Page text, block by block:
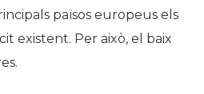
països europeus els
existent. Per això, el baix